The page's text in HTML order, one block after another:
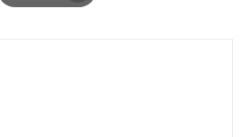
Print